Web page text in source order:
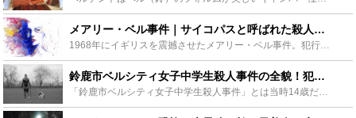
メアリー・ベル事件｜サイコパスと呼ばれた殺人鬼の生い立ちと現在 - Leisurego(レジャーゴー)
1968年にイギリスを震撼させたメアリー・ベル事件。犯行はどう行われたのか、メアリー・ベルは10歳ながら連続殺人という犯罪を犯します。その中には悲しい生い立ちがあるかもしれません。メアリー・ベルの現...
鈴鹿市ベルシティ女子中学生殺人事件の全貌！犯人の樋田康則の異常性とは - Leisurego(レジャーゴー)
「鈴鹿市ベルシティ女子中学生殺人事件」とは当時14歳だった女子中学生が切断遺体として発見された残虐な事件です。この記事では鈴鹿ベルシティ女子中学生殺人事件の全貌、犯人・樋田康則の異常性や他に犯した事...